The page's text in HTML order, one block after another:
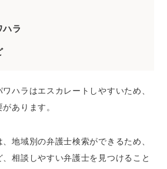
ハラ
ハラはエスカレートしやすいため、
あります。
地域別の弁護士検索ができるため、
相談しやすい弁護士を見つけること